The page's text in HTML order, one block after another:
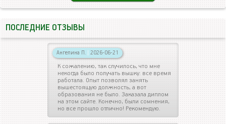
ПОСЛЕДНИЕ ОТЗЫВЫ
Ангелина П. 2026-06-21
К сожалению, так случилось, что мне
некогда было получать вышку: все время
работала. Опыт позволял занять
вышестоящую должность, а вот
образования не было. Заказала диплом
на этом сайте. Конечно, были сомнения,
но все прошло отлично! Рекомендую.